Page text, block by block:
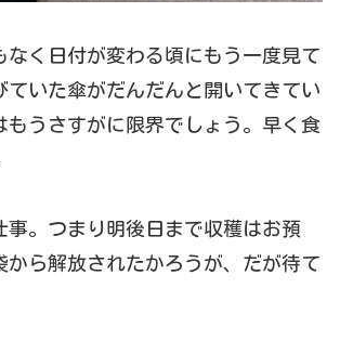
なく日付が変わる頃にもう一度見て
ていた傘がだんだんと開いてきてい
もうさすがに限界でしょう。早く食
事。つまり明後日まで収穫はお預
から解放されたかろうが、だが待て